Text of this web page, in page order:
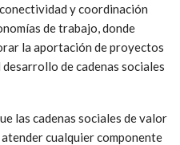
y coordinación
de trabajo, donde
la aportación de proyectos
de cadenas sociales
las cadenas sociales de valor
cualquier componente